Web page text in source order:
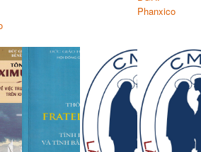
Phanxico